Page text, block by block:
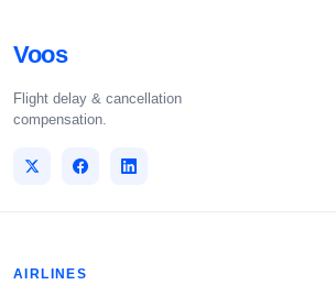
Voos
Flight delay & cancellation
compensation.
AIRLINES